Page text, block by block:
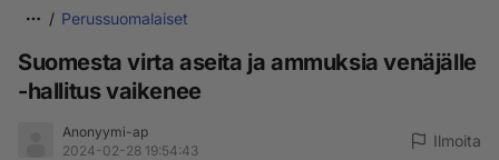
Perussuomalaiset
Suomesta virta aseita ja ammuksia venäjälle
-hallitus vaikenee
Anonyymi-ap
2024-02-28 19:54:43
Ilmoita